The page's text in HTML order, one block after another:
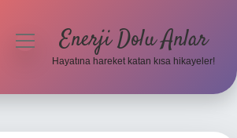
menüyüEnerji Dolu Anlar
Hayatına hareket katan kısa hikayeler!